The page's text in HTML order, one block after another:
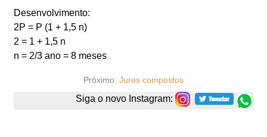
Desenvolvimento:
2P = P (1 + 1,5 n)
2 = 1 + 1,5 n
n = 2/3 ano = 8 meses
Próximo: Juros compostos
Siga o novo Instagram: